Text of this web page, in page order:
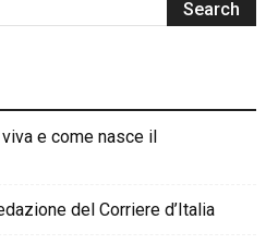
e come nasce il
del Corriere d’Italia